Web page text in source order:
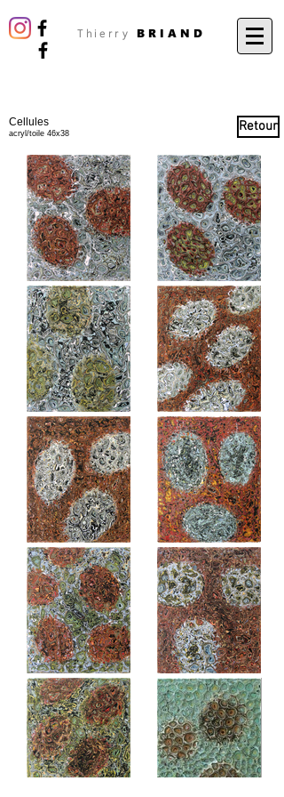
Thierry BRIAND
Cellules
acryl/toile 46x38 Retour